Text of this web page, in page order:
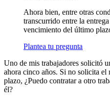
Ahora bien, entre otras
transcurrido entre la
vencimiento del último
Plantea tu pregunta
Uno de mis trabajadores solicitó
ahora cinco años. Si no solicita el
plazo, ¿Puedo contratar a otro
él?